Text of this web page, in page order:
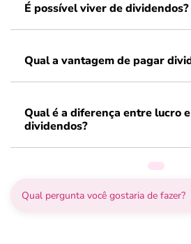
É possível viver de dividendos?
Qual a vantagem de pagar
Qual é a diferença entre lucro e
dividendos?